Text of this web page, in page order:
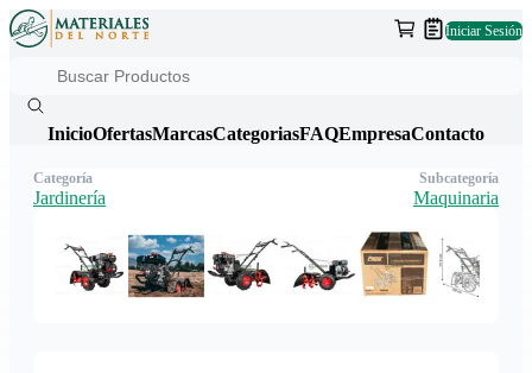
Iniciar Sesión
InicioOfertasMarcasCategoriasFAQEmpresaContacto
Categoría
Jardinería
Subcategoría
Maquinaria